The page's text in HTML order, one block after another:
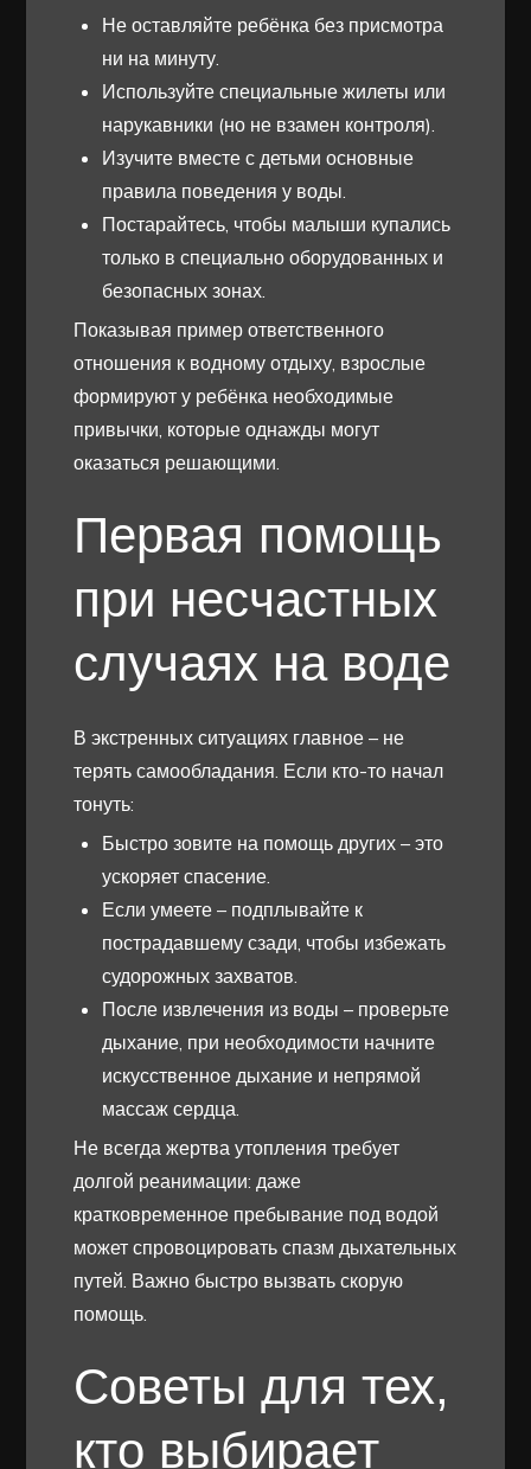
Не оставляйте ребёнка без присмотра
ни на минуту.
Используйте специальные жилеты или
нарукавники (но не взамен контроля).
Изучите вместе с детьми основные
правила поведения у воды.
Постарайтесь, чтобы малыши купались
только в специально оборудованных и
безопасных зонах.
Показывая пример ответственного
отношения к водному отдыху, взрослые
формируют у ребёнка необходимые
привычки, которые однажды могут
оказаться решающими.
Первая помощь
при несчастных
случаях на воде
В экстренных ситуациях главное – не
терять самообладания. Если кто-то начал
тонуть:
Быстро зовите на помощь других – это
ускоряет спасение.
Если умеете – подплывайте к
пострадавшему сзади, чтобы избежать
судорожных захватов.
После извлечения из воды – проверьте
дыхание, при необходимости начните
искусственное дыхание и непрямой
массаж сердца.
Не всегда жертва утопления требует
долгой реанимации: даже
кратковременное пребывание под водой
может спровоцировать спазм дыхательных
путей. Важно быстро вызвать скорую
помощь.
Советы для тех,
кто выбирает